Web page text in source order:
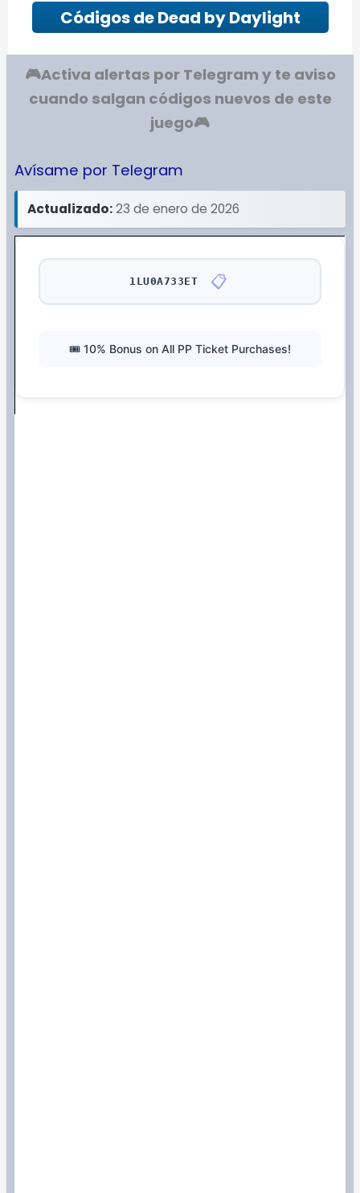
Códigos de Dead by Daylight
🎮Activa alertas por Telegram y te aviso
cuando salgan códigos nuevos de este
juego🎮
Avísame por Telegram
Actualizado:23 de enero de 2026
1LU0A733ET 📋
🎟️ 10% Bonus on All PP Ticket Purchases!